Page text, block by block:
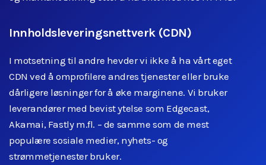
Innholdsleveringsnettverk (CDN)
I motsetning til andre hevder vi ikke å ha vårt eget
CDN ved å omprofilere andres tjenester eller bruke
dårligere løsninger for å øke marginene. Vi bruker
leverandører med bevist ytelse som Edgecast,
Akamai, Fastly m.fl. – de samme som de mest
populære sosiale medier, nyhets- og
strømmetjenester bruker.